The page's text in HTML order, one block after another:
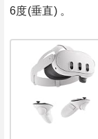
6度(垂直) 。